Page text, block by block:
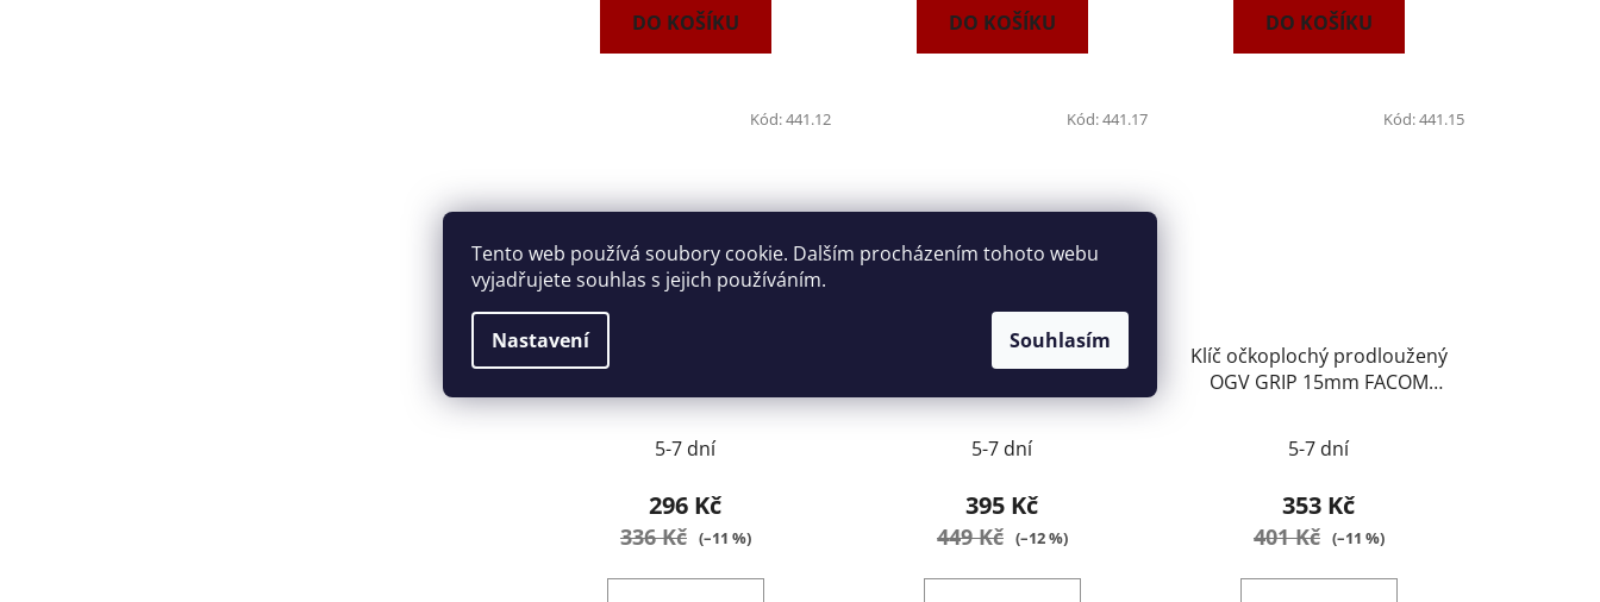
Tento web používá soubory cookie. Dalším procházením tohoto webu
vyjadřujete souhlas s jejich používáním.
Nastavení Souhlasím
DO KOŠÍKU DO KOŠÍKU DO KOŠÍKU
Klíč očkoplochý prodloužený
441.12
5-7 dní
296 Kč
336 Kč (–11 %)
Kód:441.12
Klíč očkoplochý prodloužený
441.17
5-7 dní
395 Kč
449 Kč (–12 %)
Kód:441.17
Klíč očkoplochý prodloužený
OGV GRIP 15mm FACOM
5-7 dní
353 Kč
401 Kč (–11 %)
Kód:441.15